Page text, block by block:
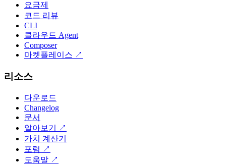
요금제
코드 리뷰
CLI
클라우드 Agent
Composer
마켓플레이스 ↗
리소스
다운로드
Changelog
문서
알아보기
↗
가치 계산기
포럼 ↗
도움말 ↗